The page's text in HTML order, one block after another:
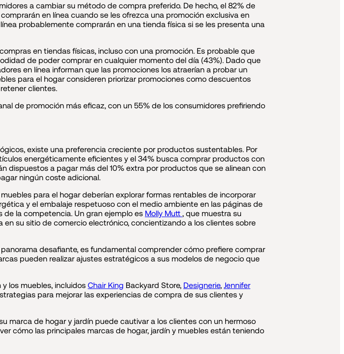
a cambiar su método de compra preferido. De hecho, el 82% de
en línea cuando se les ofrezca una promoción exclusiva en
probablemente comprarán en una tienda física si se les presenta una
en tiendas físicas, incluso con una promoción. Es probable que
de poder comprar en cualquier momento del día (43%). Dado que
en línea informan que las promociones los atraerían a probar un
para el hogar consideren priorizar promociones como descuentos
clientes.
de promoción más eficaz, con un 55% de los consumidores prefiriendo
existe una preferencia creciente por productos sustentables. Por
energéticamente eficientes y el 34% busca comprar productos con
dispuestos a pagar más del 10% extra por productos que se alinean con
ningún coste adicional.
para el hogar deberían explorar formas rentables de incorporar
y el embalaje respetuoso con el medio ambiente en las páginas de
la competencia. Un gran ejemplo es Molly Mutt , que muestra su
su sitio de comercio electrónico, concientizando a los clientes sobre
desafiante, es fundamental comprender cómo prefiere comprar
pueden realizar ajustes estratégicos a sus modelos de negocio que
los muebles, incluidos Chair King Backyard Store, Designerie, Jennifer
para mejorar las experiencias de compra de sus clientes y
marca de hogar y jardín puede cautivar a los clientes con un hermoso
cómo las principales marcas de hogar, jardín y muebles están teniendo